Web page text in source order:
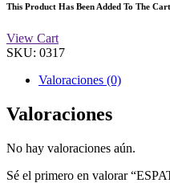
This Product Has Been Added To The
View Cart
SKU: 0317
Valoraciones (0)
Valoraciones
No hay valoraciones aún.
Sé el primero en valorar